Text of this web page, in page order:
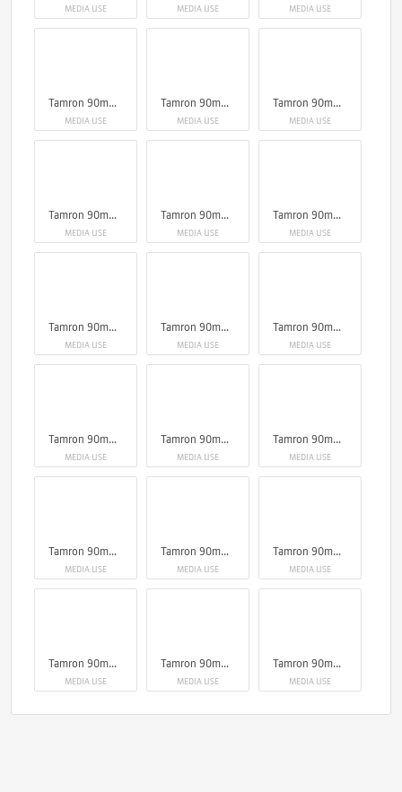
MEDIA USE MEDIA USE MEDIA USE
Tamron 90mm F2.8 Di III Macro VXD
MEDIA USE
Tamron 90mm F2.8 Di III Macro VXD
MEDIA USE
Tamron 90mm F2.8 Di III Macro VXD
MEDIA USE
Tamron 90mm F2.8 Di III Macro VXD
MEDIA USE
Tamron 90mm F2.8 Di III Macro VXD
MEDIA USE
Tamron 90mm F2.8 Di III Macro VXD
MEDIA USE
Tamron 90mm F2.8 Di III Macro VXD
MEDIA USE
Tamron 90mm F2.8 Di III Macro VXD
MEDIA USE
Tamron 90mm F2.8 Di III Macro VXD
MEDIA USE
Tamron 90mm F2.8 Di III Macro VXD
MEDIA USE
Tamron 90mm F2.8 Di III Macro VXD
MEDIA USE
Tamron 90mm F2.8 Di III Macro VXD
MEDIA USE
Tamron 90mm F2.8 Di III Macro VXD
MEDIA USE
Tamron 90mm F2.8 Di III Macro VXD
MEDIA USE
Tamron 90mm F2.8 Di III Macro VXD
MEDIA USE
Tamron 90mm F2.8 Di III Macro VXD
MEDIA USE
Tamron 90mm F2.8 Di III Macro VXD
MEDIA USE
Tamron 90mm F2.8 Di III Macro VXD
MEDIA USE